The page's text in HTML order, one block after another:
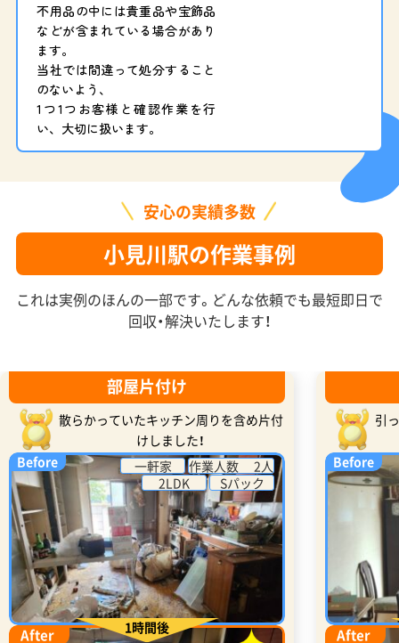
不用品の中には貴重品や宝飾品
などが含まれている場合があり
ます。
当社では間違って処分すること
のないよう、
1つ1つお客様と確認作業を行
い、大切に扱います。
安心の実績多数
小見川駅の作業事例
これは実例のほんの一部です。どんな依頼でも最短即日で
回収・解決いたします！
部屋片付け
散らかっていたキッチン周りを含め片付
けしました！
Before
一軒家
作業人数 2人
2LDK
Sパック
After 1時間後
引
Before
After